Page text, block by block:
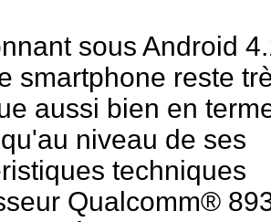
sous Android
smartphone reste
aussi bien en
niveau de ses
techniques
Qualcomm®